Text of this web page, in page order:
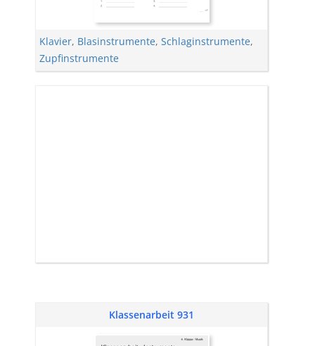
Klavier, Blasinstrumente, Schlaginstrumente,
Zupfinstrumente
Klassenarbeit 931